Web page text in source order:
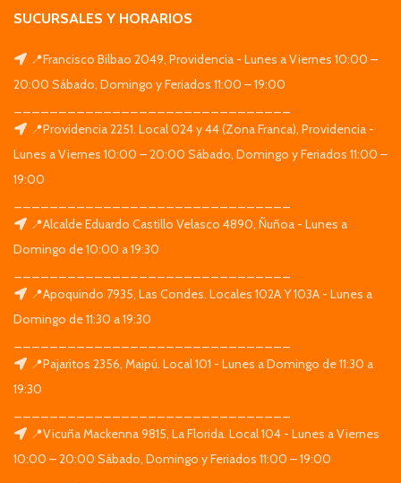
SUCURSALES Y HORARIOS
📍Francisco Bilbao 2049, Providencia - Lunes a Viernes 10:00 –
20:00 Sábado, Domingo y Feriados 11:00 – 19:00
📍Providencia 2251. Local 024 y 44 (Zona Franca), Providencia -
Lunes a Viernes 10:00 – 20:00 Sábado, Domingo y Feriados 11:00 –
19:00
📍Alcalde Eduardo Castillo Velasco 4890, Ñuñoa - Lunes a
Domingo de 10:00 a 19:30
📍Apoquindo 7935, Las Condes. Locales 102A Y 103A - Lunes a
Domingo de 11:30 a 19:30
📍Pajaritos 2356, Maipú. Local 101 - Lunes a Domingo de 11:30 a
19:30
📍Vicuña Mackenna 9815, La Florida. Local 104 - Lunes a Viernes
10:00 – 20:00 Sábado, Domingo y Feriados 11:00 – 19:00